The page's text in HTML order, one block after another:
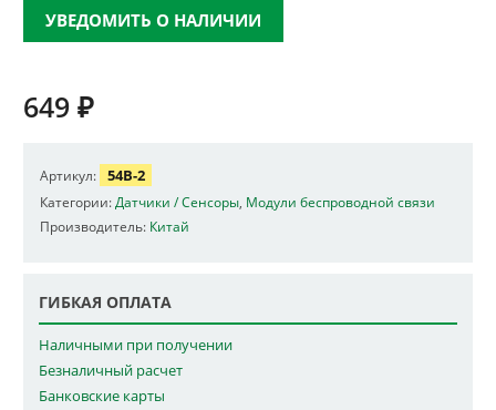
УВЕДОМИТЬ О НАЛИЧИИ
649 ₽
Артикул: 54B-2
Категории: Датчики / Сенсоры Модули беспроводной связи
Производитель: Китай
ГИБКАЯ ОПЛАТА
Наличными при получении
Безналичный расчет
Банковские карты